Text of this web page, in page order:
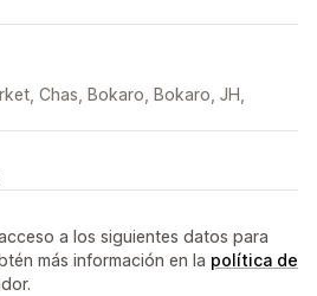
Chas, Bokaro, Bokaro, JH,
a los siguientes datos para
más información en la política de